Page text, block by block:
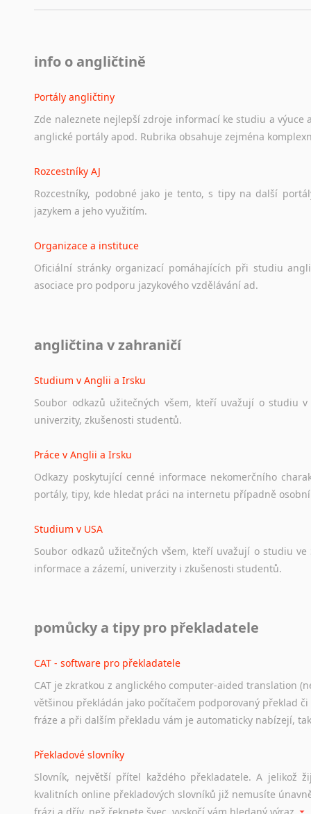
Korsičtina
Kurdština
Kyrgyzština
Laoština
Latina
Lezginština
Lingala
Lotyšština
Luba
Makedonština
Malinština
Maorština
Megrelština
Moldavština
Nepálština
Nizozemština
Norština
Páli
Pandžábština
Portugalština
Romština
Rumunština
Sanskrt
Sinhalština
Somálština
Sóština
Srbština
Staroslověnština
info o angličtině
Portály angličtiny
Zde naleznete nejlepší zdroje informací ke studiu a výuce
anglické portály apod. Rubrika obsahuje zejména
Rozcestníky AJ
Rozcestníky, podobné jako je tento, s tipy na další
jazykem a jeho využitím.
Organizace a instituce
Oficiální stránky organizací pomáhajících při studiu
asociace pro podporu jazykového vzdělávání ad.
Ať už se jedná o česká diskusní
angličtina v zahraničí
Studium v Anglii a Irsku
Soubor odkazů užitečných všem, kteří uvažují o studiu v
univerzity, zkušenosti studentů.
Práce v Anglii a Irsku
Odkazy poskytující cenné informace nekomerčního
portály, tipy, kde hledat práci na internetu případně osobní
Studium v USA
Soubor odkazů užitečných všem, kteří uvažují o studiu ve
informace a zázemí, univerzity i zkušenosti studentů.
Odkazy poskytující cenné informace nekomerčního
Studium v Austrálii
Soubor odkazů užitečných všem, kteří uvažují o studiu v
a zázemí, australské univerzity a samozřejmě i osobní
Práce v Austrálii
Odkazy poskytující cenné informace nekomerčního
hledat práci na internetu případně osobní zkušenosti
pomůcky a tipy pro překladatele
CAT - software pro překladatele
CAT je zkratkou z anglického computer-aided translation
většinou překládán jako počítačem podporovaný překlad
fráze a při dalším překladu vám je automaticky nabízejí,
Překladové slovníky
Slovník, největší přítel každého překladatele. A jelikož
kvalitních online překladových slovníků již nemusíte